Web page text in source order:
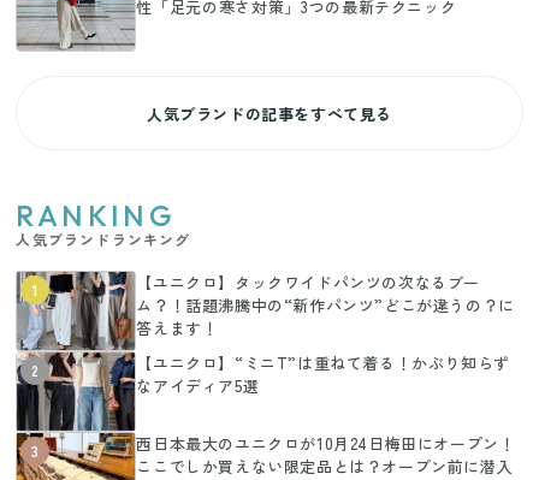
性「足元の寒さ対策」3つの最新テクニック
人気ブランドの記事をすべて見る
RANKING
人気ブランドランキング
1
【ユニクロ】タックワイドパンツの次なるブー
ム？！話題沸騰中の“新作パンツ”どこが違うの？に
答えます！
2
【ユニクロ】“ミニT”は重ねて着る！かぶり知らず
なアイディア5選
3
西日本最大のユニクロが10月24日梅田にオープン！
ここでしか買えない限定品とは？オープン前に潜入